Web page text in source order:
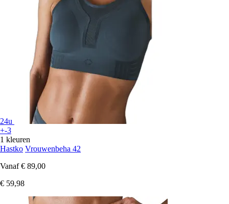
24u
+-3
1 kleuren
Hastko Vrouwenbeha 42
Vanaf € 89,00
€ 59,98